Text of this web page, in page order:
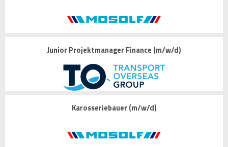
Junior Projektmanager Finance (m/w/d)
Karosseriebauer (m/w/d)